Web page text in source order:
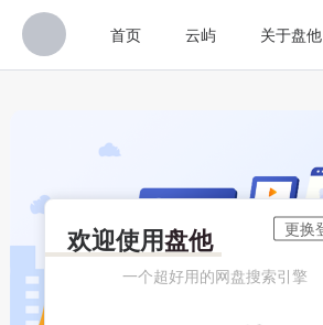
首页 云屿 关于盘他
欢迎使用盘他
一个超好用的网盘搜索引擎